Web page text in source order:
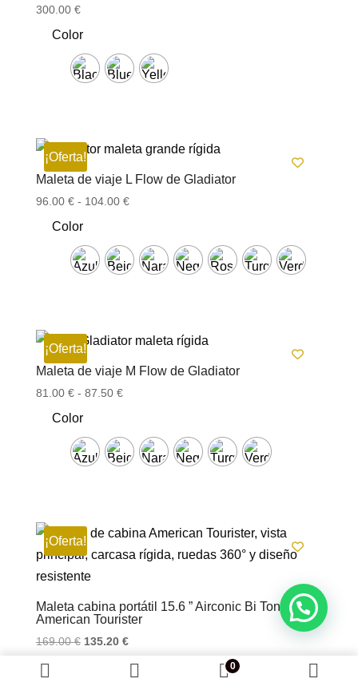
300.00 €
Color
¡Oferta!
Maleta de viaje L Flow de Gladiator
96.00 € - 104.00 €Rango
desde
96.00 €
Color
¡Oferta!
Maleta de viaje M Flow de Gladiator
81.00 € - 87.50 €Rango
desde
81.00 €
Color
¡Oferta!
Maleta cabina portátil 15.6 ” Airconic Bi Tone de
American Tourister
169.00€ El
135.20 €El
actual
0